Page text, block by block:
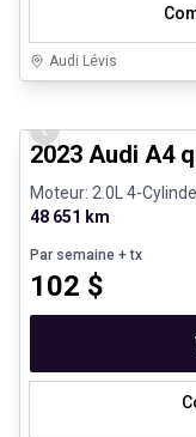
Audi Lévis
Véhicules d'occasion
Previous slide
2023 Audi A4
Moteur: 2.0L 4-
48 651 km
Par semaine + tx
102 $